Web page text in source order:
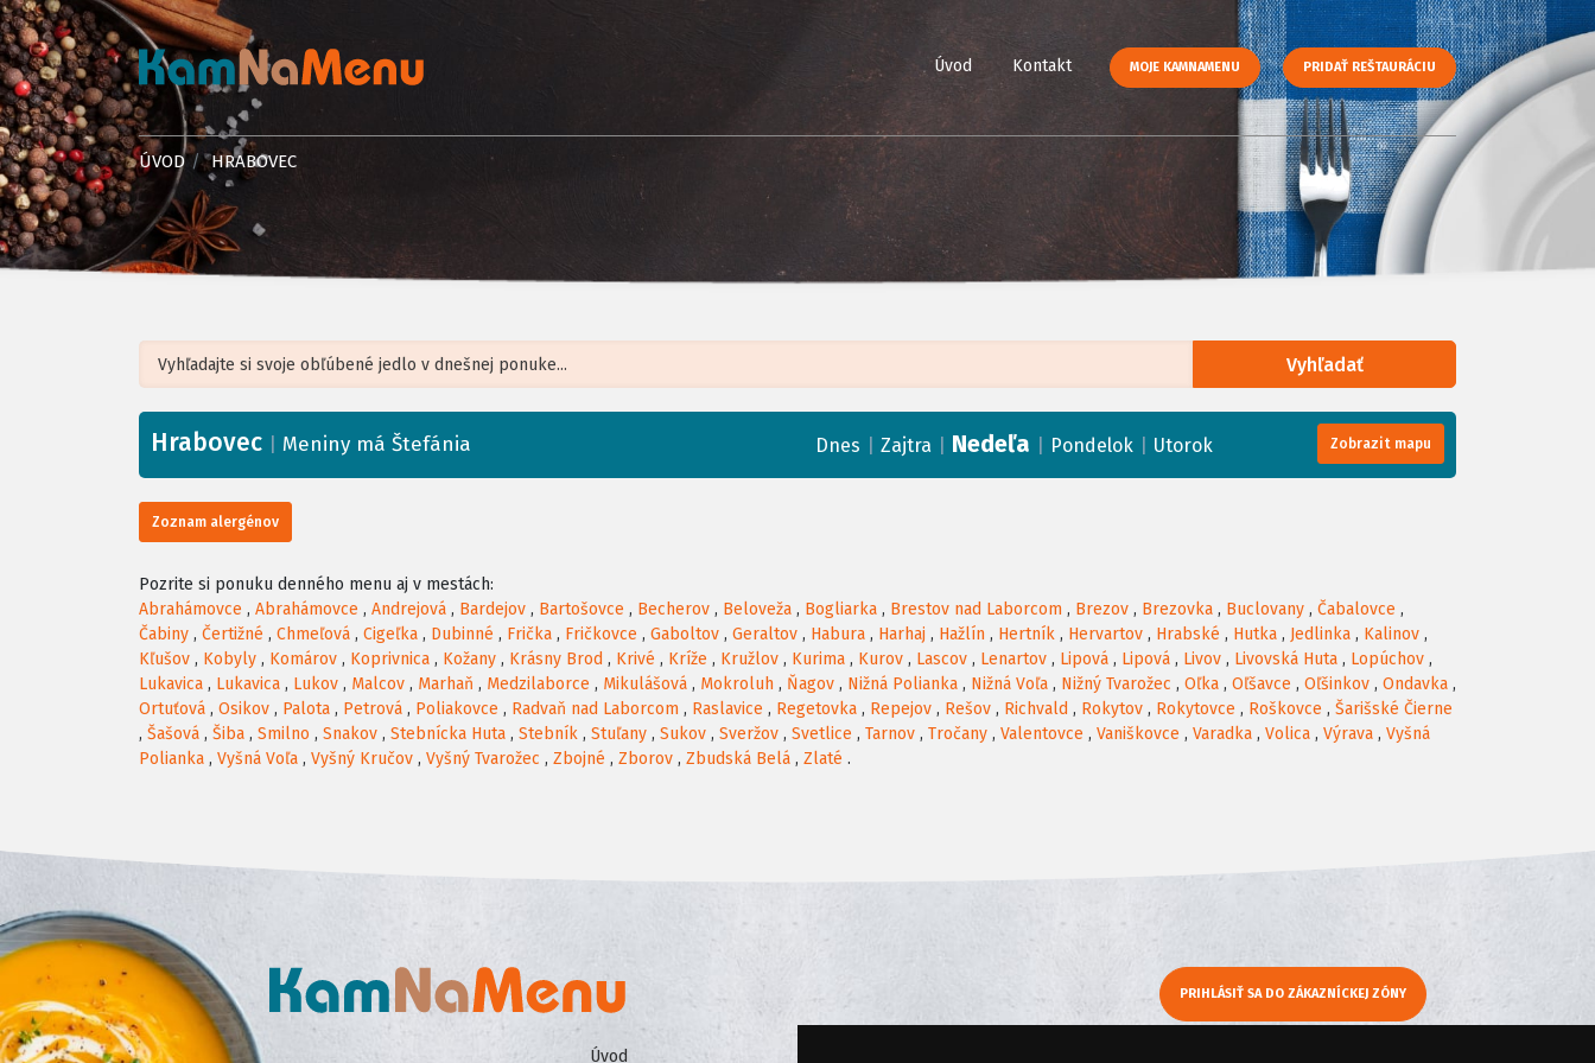
Úvod Kontakt MOJE KAMNAMENU PRIDAŤ REŠTAURÁCIU
ÚVOD HRABOVEC
Vyhľadať
+
−
Hrabovec Meniny má Štefánia Dnes Zajtra Nedeľa Pondelok Utorok Zobrazit mapu
Zoznam alergénov
Pozrite si ponuku denného menu aj v mestách:
Abrahámovce , Abrahámovce , Andrejová , Bardejov , Bartošovce , Becherov , Beloveža , Bogliarka , Brestov nad Laborcom , Brezov , Brezovka , Buclovany , Čabalovce ,
Čabiny , Čertižné , Chmeľová , Cigeľka , Dubinné , Frička , Fričkovce , Gaboltov , Geraltov , Habura , Harhaj , Hažlín , Hertník , Hervartov , Hrabské , Hutka , Jedlinka , Kalinov ,
Kľušov , Kobyly , Komárov , Koprivnica , Kožany , Krásny Brod , Krivé , Kríže , Kružlov , Kurima , Kurov , Lascov , Lenartov , Lipová , Lipová , Livov , Livovská Huta , Lopúchov ,
Lukavica , Lukavica , Lukov , Malcov , Marhaň , Medzilaborce , Mikulášová , Mokroluh , Ňagov , Nižná Polianka , Nižná Voľa , Nižný Tvarožec , Oľka , Oľšavce , Oľšinkov , Ondavka ,
Ortuťová , Osikov , Palota , Petrová , Poliakovce , Radvaň nad Laborcom , Raslavice , Regetovka , Repejov , Rešov , Richvald , Rokytov , Rokytovce , Roškovce , Šarišské Čierne
, Šašová , Šiba , Smilno , Snakov , Stebnícka Huta , Stebník , Stuľany , Sukov , Sveržov , Svetlice , Tarnov , Tročany , Valentovce , Vaniškovce , Varadka , Volica , Výrava , Vyšná
Polianka , Vyšná Voľa , Vyšný Kručov , Vyšný Tvarožec , Zbojné , Zborov , Zbudská Belá , Zlaté .
PRIHLÁSIŤ SA DO ZÁKAZNÍCKEJ ZÓNY
Úvod